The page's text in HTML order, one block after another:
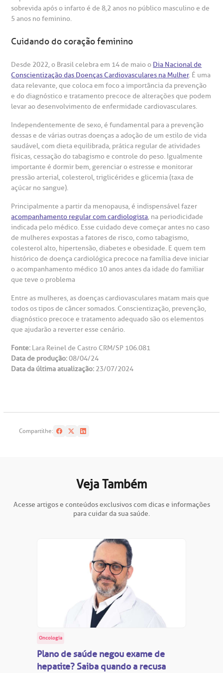
sobrevida após o infarto é de 8,2 anos no público masculino e de
5 anos no feminino.
Cuidando do coração feminino
Desde 2022, o Brasil celebra em 14 de maio o Dia Nacional de
Conscientização das Doenças Cardiovasculares na Mulher. É uma
data relevante, que coloca em foco a importância da prevenção
e do diagnóstico e tratamento precoce de alterações que podem
levar ao desenvolvimento de enfermidade cardiovasculares.
Independentemente de sexo, é fundamental para a prevenção
dessas e de várias outras doenças a adoção de um estilo de vida
saudável, com dieta equilibrada, prática regular de atividades
físicas, cessação do tabagismo e controle do peso. Igualmente
importante é dormir bem, gerenciar o estresse e monitorar
pressão arterial, colesterol, triglicérides e glicemia (taxa de
açúcar no sangue).
Principalmente a partir da menopausa, é indispensável fazer
acompanhamento regular com cardiologista, na periodicidade
indicada pelo médico. Esse cuidado deve começar antes no caso
de mulheres expostas a fatores de risco, como tabagismo,
colesterol alto, hipertensão, diabetes e obesidade. E quem tem
histórico de doença cardiológica precoce na família deve iniciar
o acompanhamento médico 10 anos antes da idade do familiar
que teve o problema
Entre as mulheres, as doenças cardiovasculares matam mais que
todos os tipos de câncer somados. Conscientização, prevenção,
diagnóstico precoce e tratamento adequado são os elementos
que ajudarão a reverter esse cenário.
Fonte: Lara Reinel de Castro CRM/SP 106.081
Data de produção:08/04/24
Data da última atualização: 23/07/2024
Compartilhe:
Veja Também
Acesse artigos e conteúdos exclusivos com dicas e informações
para cuidar da sua saúde.
Oncologia
Plano de saúde negou exame de
hepatite? Saiba quando a recusa